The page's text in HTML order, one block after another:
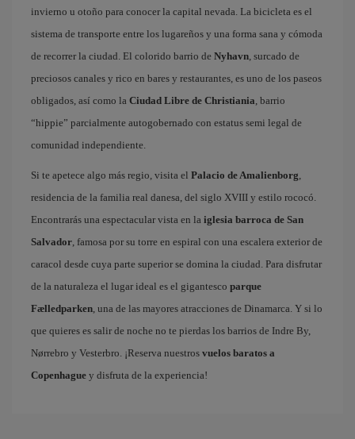
invierno u otoño para conocer la capital nevada. La bicicleta es el
sistema de transporte entre los lugareños y una forma sana y cómoda
de recorrer la ciudad. El colorido barrio de Nyhavn, surcado de
preciosos canales y rico en bares y restaurantes, es uno de los paseos
obligados, así como la Ciudad Libre de Christiania, barrio
“hippie” parcialmente autogobernado con estatus semi legal de
comunidad independiente.
Si te apetece algo más regio, visita el Palacio de Amalienborg,
residencia de la familia real danesa, del siglo XVIII y estilo rococó.
Encontrarás una espectacular vista en la iglesia barroca de San
Salvador, famosa por su torre en espiral con una escalera exterior de
caracol desde cuya parte superior se domina la ciudad. Para disfrutar
de la naturaleza el lugar ideal es el gigantesco parque
Fælledparken, una de las mayores atracciones de Dinamarca. Y si lo
que quieres es salir de noche no te pierdas los barrios de Indre By,
Nørrebro y Vesterbro. ¡Reserva nuestros vuelos baratos a
Copenhague y disfruta de la experiencia!